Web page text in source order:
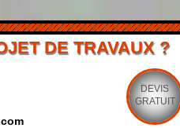
DE TRAVAUX ?
DEVIS
GRATUIT